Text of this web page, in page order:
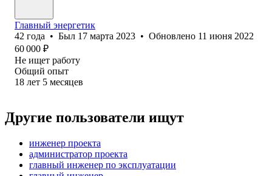
Главный энергетик
42 года • Был 17 марта 2023 • Обновлено 11 июня 2022
60 000 ₽
Не ищет работу
Общий опыт
18 лет 5 месяцев
Другие пользователи ищут
инженер проекта
администратор проекта
главный инженер по эксплуатации